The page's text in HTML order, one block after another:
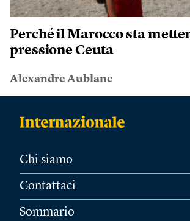
Perché il Marocco sta
pressione Ceuta
Alexandre Aublanc
Chi siamo
Contattaci
Sommario